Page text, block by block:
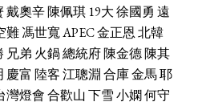
戴奧辛陳佩琪 19大徐國勇 遠
難馮世寬APEC金正恩北韓
兄弟 火鍋總統府陳金德陳其
慶富 陸客江聰淵合庫金馬耶
灣燈會合歡山下雪小嫻何守